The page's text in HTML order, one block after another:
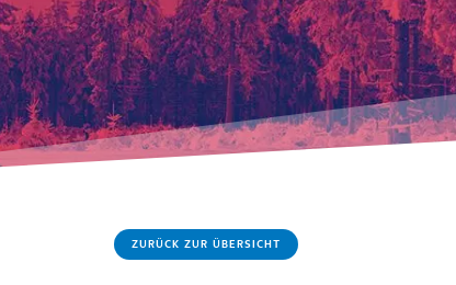
ZURÜCK ZUR ÜBERSICHT